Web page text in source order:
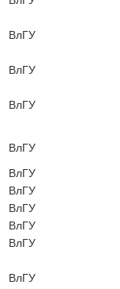
ВлГУ
ВлГУ
ВлГУ
ВлГУ
ВлГУ
ВлГУ
ВлГУ
ВлГУ
ВлГУ
ВлГУ